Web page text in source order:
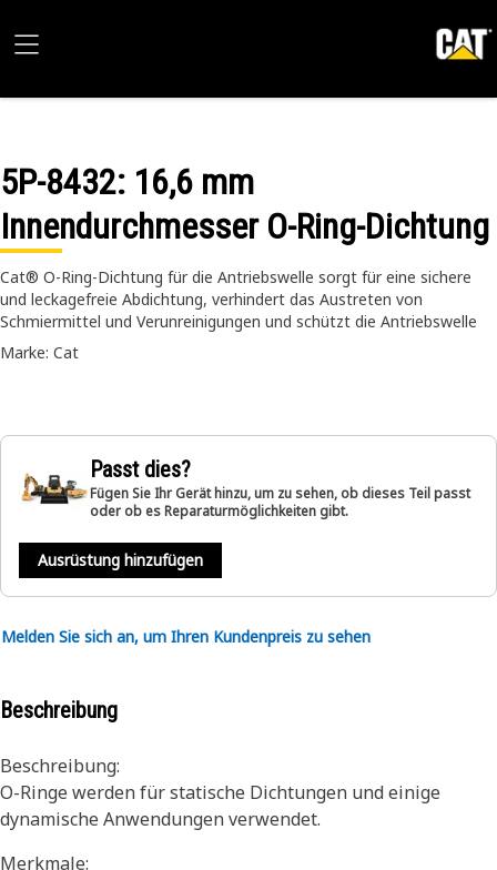
5P-8432: 16,6 mm
Innendurchmesser O-Ring-Dichtung
Cat® O-Ring-Dichtung für die Antriebswelle sorgt für eine sichere
und leckagefreie Abdichtung, verhindert das Austreten von
Schmiermittel und Verunreinigungen und schützt die Antriebswelle
Marke: Cat
Passt dies?
Fügen Sie Ihr Gerät hinzu, um zu sehen, ob dieses Teil passt
oder ob es Reparaturmöglichkeiten gibt.
Ausrüstung hinzufügen
Melden Sie sich an, um Ihren Kundenpreis zu sehen
Beschreibung
Beschreibung:
O-Ringe werden für statische Dichtungen und einige
dynamische Anwendungen verwendet.
Merkmale: